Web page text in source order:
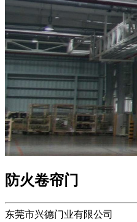
防火卷帘门
东莞市兴德门业有限公司